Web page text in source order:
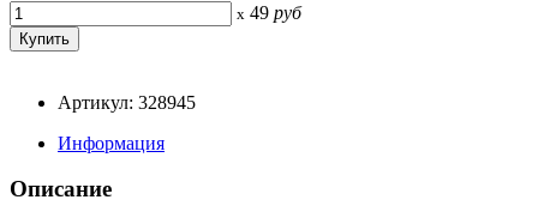
x 49 руб
Артикул: 328945
Информация
Описание